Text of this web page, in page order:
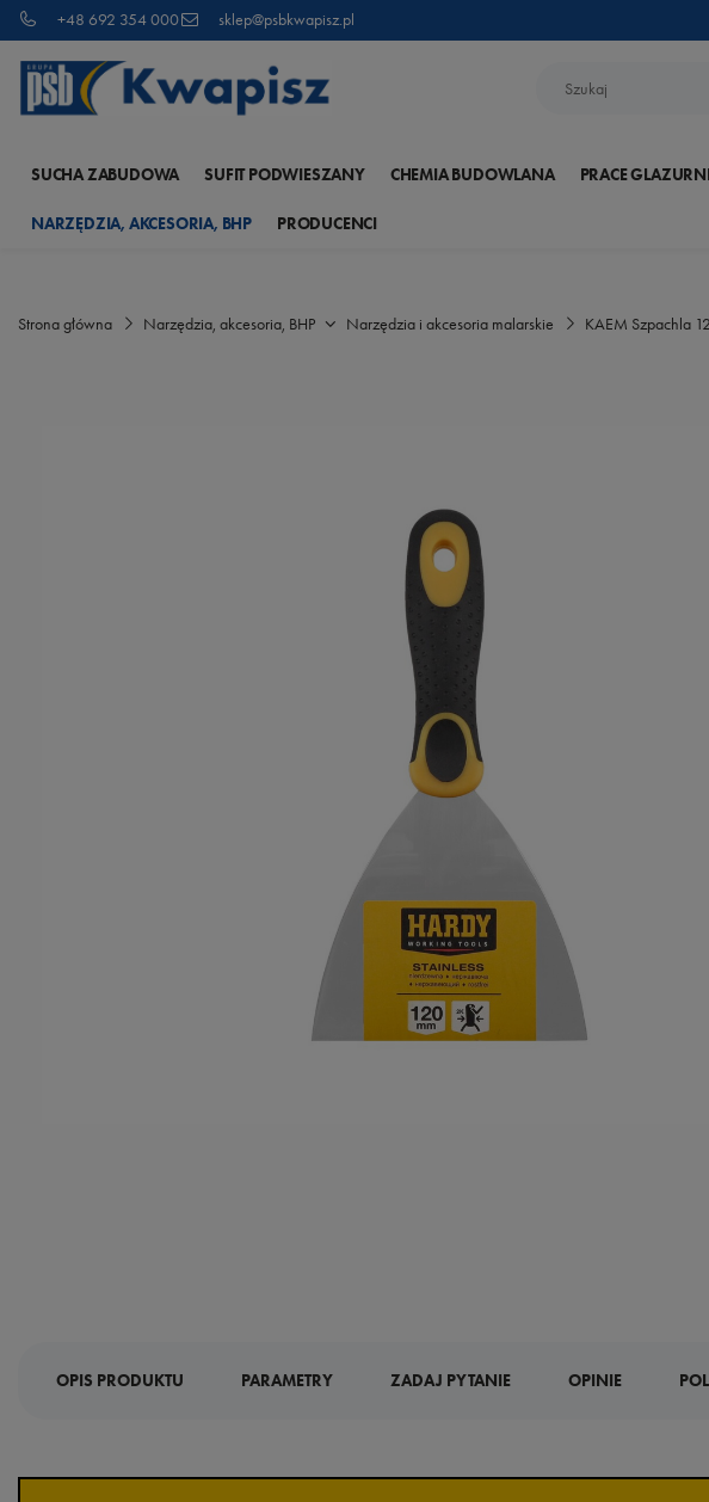
+48 692 354 000 sklep@psbkwapisz.pl
SUCHA ZABUDOWA SUFIT PODWIESZANY CHEMIA BUDOWLANA PRACE
NARZĘDZIA, AKCESORIA, BHP PRODUCENCI
Strona główna Narzędzia, akcesoria, BHP Narzędzia i akcesoria malarskie KAEM Szpachla
OPIS PRODUKTU PARAMETRY ZADAJ PYTANIE OPINIE